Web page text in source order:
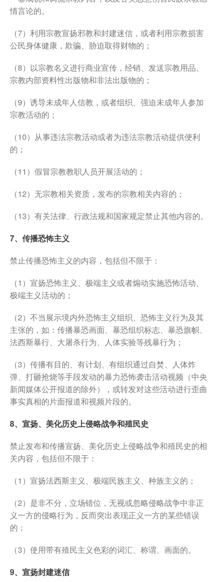
情言论的。
（7）利用宗教宣扬邪教和封建迷信，或者利用宗教损害
公民身体健康，欺骗、胁迫取得财物的；
（8）以宗教名义进行商业宣传，经销、发送宗教用品、
宗教内部资料性出版物和非法出版物的；
（9）诱导未成年人信教，或者组织、强迫未成年人参加
宗教活动的；
（10）从事违法宗教活动或者为违法宗教活动提供便利
的；
（11）假冒宗教教职人员开展活动的；
（12）无宗教相关资质，发布的宗教相关内容的；
（13）有关法律、行政法规和国家规定禁止其他内容的。
7、传播恐怖主义
禁止传播恐怖主义的内容，包括但不限于：
（1）宣扬恐怖主义、极端主义或者煽动实施恐怖活动、
极端主义活动的；
（2）不当展示境内外恐怖主义组织、恐怖主义行为及其
主张的，如：传播暴恐画面、暴恐组织标志、暴恐旗帜、
法西斯暴行、大屠杀行为、人体实验等残暴行为；
（3）传播有目的、有计划、有组织通过自焚、人体炸
弹、打砸抢烧等手段发动的暴力恐怖袭击活动视频（中央
新闻媒体公开报道的除外），或转发对这些活动进行歪曲
事实真相的片面报道和视频片段的。
8、宣扬、美化历史上侵略战争和殖民史
禁止发布和传播宣扬、美化历史上侵略战争和殖民史的相
关内容，包括但不限于：
（1）宣扬法西斯主义、极端民族主义、种族主义的；
（2）是非不分，立场错位，无视或忽略侵略战争中非正
义一方的侵略行为，反而突出表现正义一方的某些错误
的；
（3）使用带有殖民主义色彩的词汇、称谓、画面的。
9、宣扬封建迷信